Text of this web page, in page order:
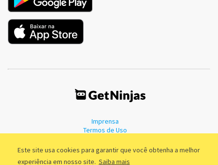
Este site usa cookies para garantir que você obtenha a melhor
experiência em nosso site. Saiba mais
Imprensa
Termos de Uso